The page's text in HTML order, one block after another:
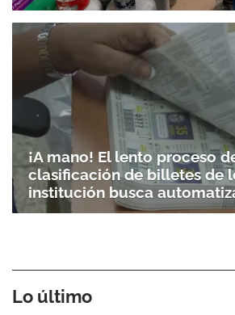
¡A mano! El lento proceso
clasificación de billetes de
institución busca
Lo último